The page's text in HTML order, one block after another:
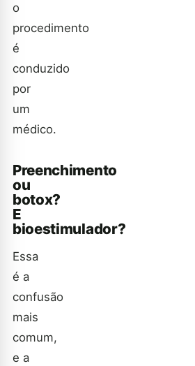
o
procedimento
é
conduzido
por
um
médico.
Preenchimento
ou
botox?
E
bioestimulador?
Essa
é a
confusão
mais
comum,
e a